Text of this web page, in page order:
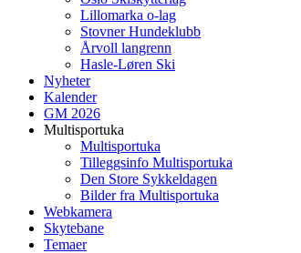
Lillomarka o-lag
Stovner Hundeklubb
Årvoll langrenn
Hasle-Løren Ski
Nyheter
Kalender
GM 2026
Multisportuka
Multisportuka
Tilleggsinfo Multisportuka
Den Store Sykkeldagen
Bilder fra Multisportuka
Webkamera
Skytebane
Temaer